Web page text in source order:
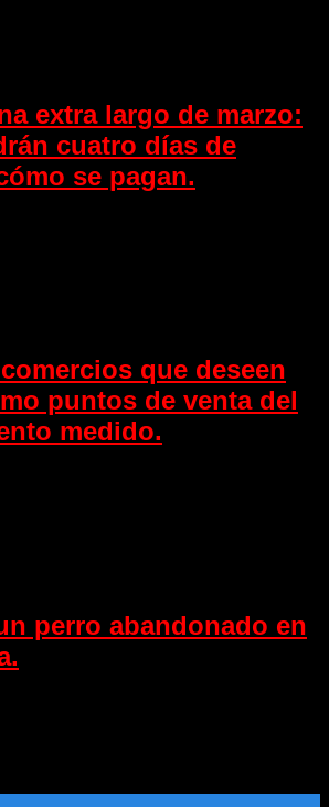
extra largo de marzo:
cuatro días de
se pagan.
que deseen
puntos de venta del
medido.
perro abandonado en